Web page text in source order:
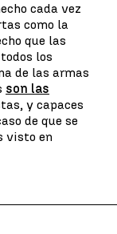
cada vez
como la
que las
los
de las armas
son las
y capaces
de que se
visto en